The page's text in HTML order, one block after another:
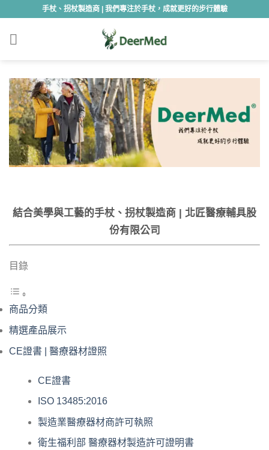
content
手杖、拐杖製造商 | 我們專注於手杖，成就更好的步行體驗
結合美學與工藝的手杖、拐杖製造商 | 北匠醫療輔具股
份有限公司
目錄
商品分類
精選產品展示
CE證書 | 醫療器材證照
CE證書
ISO 13485:2016
製造業醫療器材商許可執照
衛生福利部 醫療器材製造許可證明書